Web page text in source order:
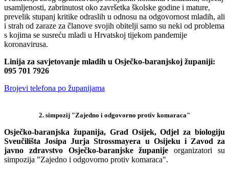
usamljenosti, zabrinutost oko završetka školske godine i mature,
prevelik stupanj kritike odraslih u odnosu na odgovornost mladih, ali
i strah od zaraze za članove svojih obitelji samo su neki od problema
s kojima se susreću mladi u Hrvatskoj tijekom pandemije
koronavirusa.
Linija za savjetovanje mladih u Osječko-baranjskoj županiji:
095 701 7926
Brojevi telefona po županijama
2. simpozij "Zajedno i odgovorno protiv komaraca"
Osječko-baranjska županija, Grad Osijek, Odjel za biologiju
Sveučilišta Josipa Jurja Strossmayera u Osijeku i Zavod za
javno zdravstvo Osječko-baranjske županije organizatori su
simpozija "Zajedno i odgovorno protiv komaraca".